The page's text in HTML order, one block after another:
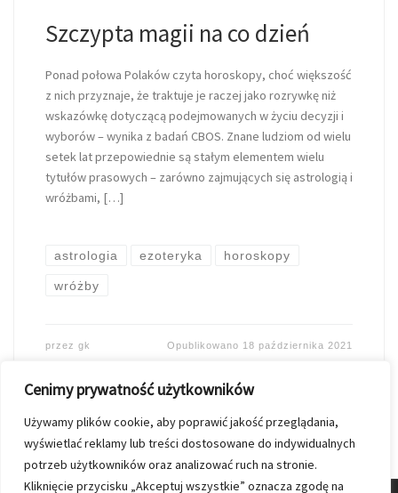
Cenimy prywatność użytkowników
Używamy plików cookie, aby poprawić jakość przeglądania,
wyświetlać reklamy lub treści dostosowane do indywidualnych
potrzeb użytkowników oraz analizować ruch na stronie.
Kliknięcie przycisku „Akceptuj wszystkie” oznacza zgodę na
Szczypta magii na co dzień
Ponad połowa Polaków czyta horoskopy, choć większość
z nich przyznaje, że traktuje je raczej jako rozrywkę niż
wskazówkę dotyczącą podejmowanych w życiu decyzji i
wyborów – wynika z badań CBOS. Znane ludziom od wielu
setek lat przepowiednie są stałym elementem wielu
tytułów prasowych – zarówno zajmujących się astrologią i
wróżbami, […]
astrologia ezoteryka horoskopy
wróżby
przez gk Opublikowano 18 października 2021